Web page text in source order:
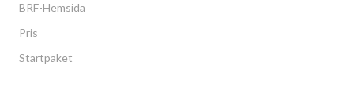
BRF-Hemsida
Pris
Startpaket